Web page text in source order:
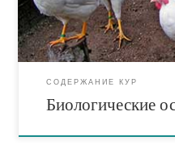
эти свойства коренным
групп позвоночных. […]
СОДЕРЖАНИЕ КУР
Биологические